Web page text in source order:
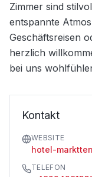
Zimmer sind
entspannte
Geschäftsreisen
herzlich
bei uns
Kontakt
WEBSITE
hotel-
TELEFON